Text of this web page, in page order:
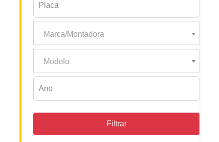
Marca/Montadora
Modelo
Filtrar